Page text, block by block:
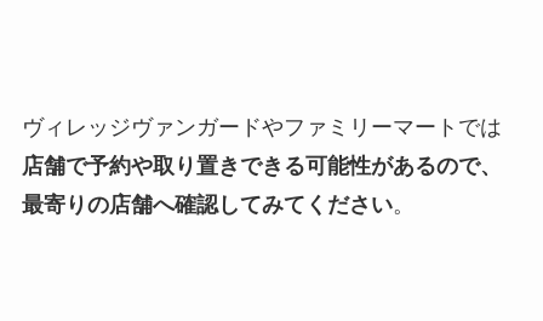
ヴィレッジヴァンガードやファミリーマートでは
店舗で予約や取り置きできる可能性があるので、
最寄りの店舗へ確認してみてください。